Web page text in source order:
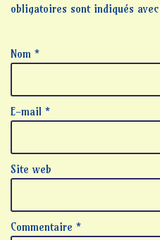
obligatoires sont indiqués avec
Nom *
E-mail *
Site web
Commentaire *